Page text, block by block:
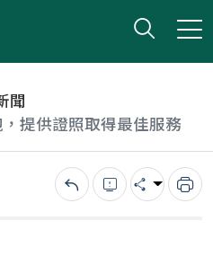
打開
小版
聞
提供證照取得最佳服務
回上一頁錯誤回報
分享 列